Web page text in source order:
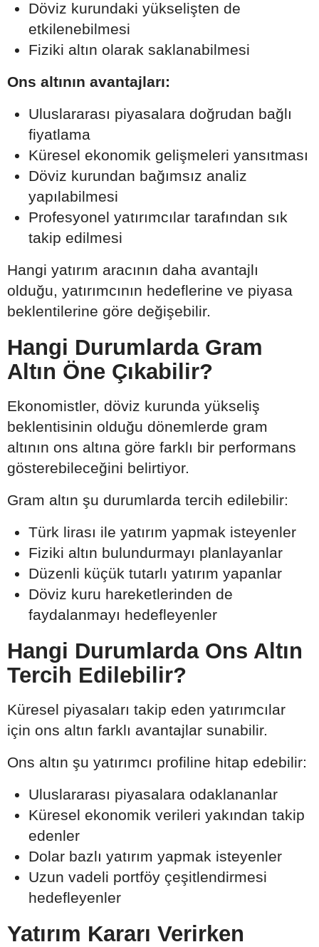
Döviz kurundaki yükselişten de
etkilenebilmesi
Fiziki altın olarak saklanabilmesi
Ons altının avantajları:
Uluslararası piyasalara doğrudan bağlı
fiyatlama
Küresel ekonomik gelişmeleri yansıtması
Döviz kurundan bağımsız analiz
yapılabilmesi
Profesyonel yatırımcılar tarafından sık
takip edilmesi
Hangi yatırım aracının daha avantajlı
olduğu, yatırımcının hedeflerine ve piyasa
beklentilerine göre değişebilir.
Hangi Durumlarda Gram
Altın Öne Çıkabilir?
Ekonomistler, döviz kurunda yükseliş
beklentisinin olduğu dönemlerde gram
altının ons altına göre farklı bir performans
gösterebileceğini belirtiyor.
Gram altın şu durumlarda tercih edilebilir:
Türk lirası ile yatırım yapmak isteyenler
Fiziki altın bulundurmayı planlayanlar
Düzenli küçük tutarlı yatırım yapanlar
Döviz kuru hareketlerinden de
faydalanmayı hedefleyenler
Hangi Durumlarda Ons Altın
Tercih Edilebilir?
Küresel piyasaları takip eden yatırımcılar
için ons altın farklı avantajlar sunabilir.
Ons altın şu yatırımcı profiline hitap edebilir:
Uluslararası piyasalara odaklananlar
Küresel ekonomik verileri yakından takip
edenler
Dolar bazlı yatırım yapmak isteyenler
Uzun vadeli portföy çeşitlendirmesi
hedefleyenler
Yatırım Kararı Verirken